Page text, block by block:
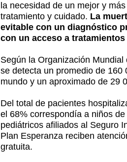
la necesidad de un mejor y
tratamiento y cuidado. La
evitable con un diagnóstico
con un acceso a
Según la Organización
se detecta un promedio de 160
mundo y un aproximado de 29
Del total de pacientes
el 68% correspondía a niños
pediátricos afiliados al Seguro
Plan Esperanza reciben
gratuita.